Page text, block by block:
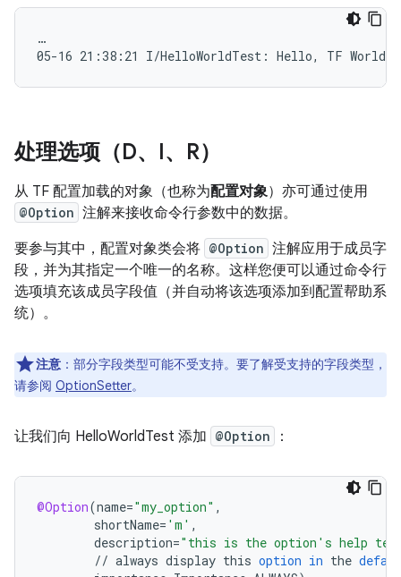
…
处理选项（D、I、R）
从 TF 配置加载的对象（也称为配置对象）亦可通过使用
@Option 注解来接收命令行参数中的数据。
要参与其中，配置对象类会将 @Option 注解应用于成员字
段，并为其指定一个唯一的名称。这样您便可以通过命令行
选项填充该成员字段值（并自动将该选项添加到配置帮助系
统）。
注意 ：部分字段类型可能不受支持。要了解受支持的字段类型，
请参阅 OptionSetter。
让我们向 HelloWorldTest 添加 @Option ：
@Option(name="my_option" ,
shortName= 'm' ,
description="this is the option's help
// always display this option in the